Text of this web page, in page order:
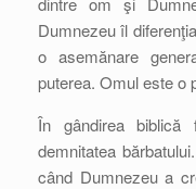
Dumnezeu îl
o asemănare
puterea. Omul este o
În gândirea biblică
demnitatea bărbatului.
când Dumnezeu a